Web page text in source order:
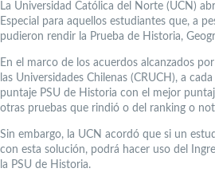
La Universidad Católica del Norte (UCN)
Especial para aquellos estudiantes que, a
pudieron rendir la Prueba de Historia,
En el marco de los acuerdos alcanzados
las Universidades Chilenas (CRUCH), a
puntaje PSU de Historia con el mejor
otras pruebas que rindió o del ranking o
Sin embargo, la UCN acordó que si un
con esta solución, podrá hacer uso del
la PSU de Historia.